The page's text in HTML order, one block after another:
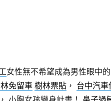
女性無不希望成為男性眼中的
免留車 樹林票貼， 台中汽車